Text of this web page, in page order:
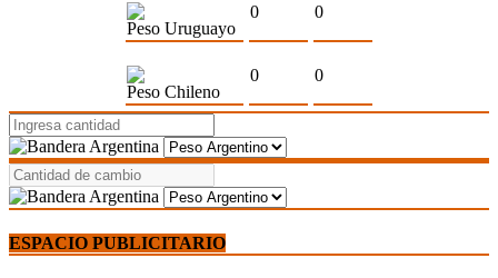
Peso Uruguayo
0 0
Peso Chileno
0 0
ESPACIO PUBLICITARIO